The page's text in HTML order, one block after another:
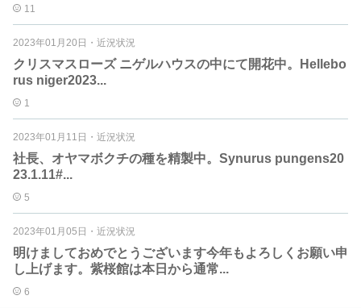
11
2023年01月20日 ・ 近況状況
クリスマスローズ ニゲルハウスの中にて開花中。Hellebo
rus niger2023...
1
2023年01月11日 ・ 近況状況
社長、オヤマボクチの種を精製中。Synurus pungens20
23.1.11#...
5
2023年01月05日 ・ 近況状況
明けましておめでとうございます今年もよろしくお願い申
し上げます。紫桜館は本日から通常...
6